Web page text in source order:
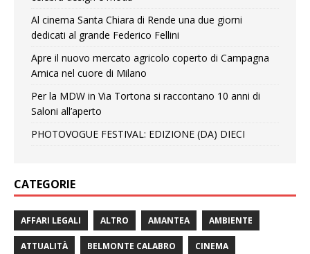
Al cinema Santa Chiara di Rende una due giorni
dedicati al grande Federico Fellini
Apre il nuovo mercato agricolo coperto di Campagna
Amica nel cuore di Milano
Per la MDW in Via Tortona si raccontano 10 anni di
Saloni all’aperto
PHOTOVOGUE FESTIVAL: EDIZIONE (DA) DIECI
CATEGORIE
AFFARI LEGALI ALTRO AMANTEA AMBIENTE
ATTUALITÀ BELMONTE CALABRO CINEMA